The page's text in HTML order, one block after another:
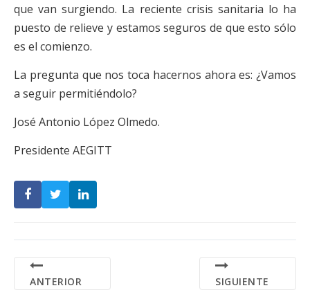
que van surgiendo. La reciente crisis sanitaria lo ha
puesto de relieve y estamos seguros de que esto sólo
es el comienzo.
La pregunta que nos toca hacernos ahora es: ¿Vamos
a seguir permitiéndolo?
José Antonio López Olmedo.
Presidente AEGITT
ANTERIOR SIGUIENTE